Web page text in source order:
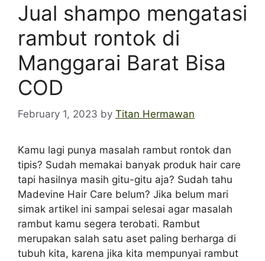
Jual shampo mengatasi
rambut rontok di
Manggarai Barat Bisa
COD
February 1, 2023 by Titan Hermawan
Kamu lagi punya masalah rambut rontok dan
tipis? Sudah memakai banyak produk hair care
tapi hasilnya masih gitu-gitu aja? Sudah tahu
Madevine Hair Care belum? Jika belum mari
simak artikel ini sampai selesai agar masalah
rambut kamu segera terobati. Rambut
merupakan salah satu aset paling berharga di
tubuh kita, karena jika kita mempunyai rambut